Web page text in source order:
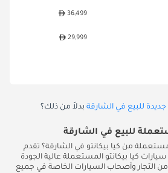
36,499
29,999
جديدة للبيع في الشارقة بدلاً من ذلك؟
للبيع في الشارقة
من كيا بيكانتو في الشارقة؟ تقدم
كيا بيكانتو المستعملة عالية الجودة
التجار وأصحاب السيارات الخاصة في جميع